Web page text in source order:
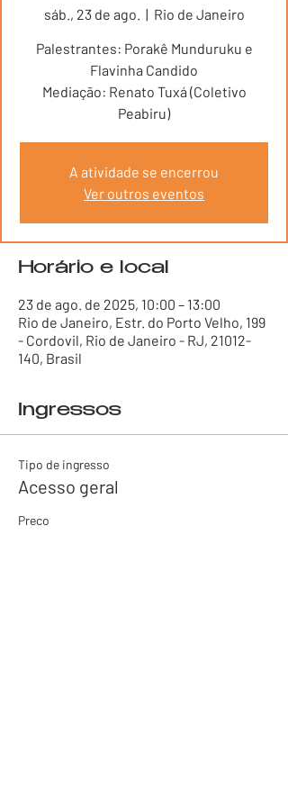
sáb., 23 de ago.
  |
Rio de Janeiro
Palestrantes: Porakê Munduruku e
Flavinha Candido
Mediação: Renato Tuxá (Coletivo
Peabiru)
A atividade se encerrou
Ver outros eventos
Horário e local
23 de ago. de 2025, 10:00 – 13:00
Rio de Janeiro, Estr. do Porto Velho, 199
- Cordovil, Rio de Janeiro - RJ, 21012-
140, Brasil
Ingressos
Tipo de ingresso
Acesso geral
Preço